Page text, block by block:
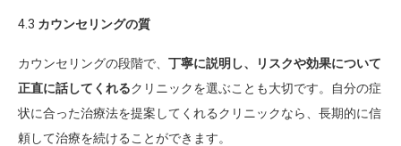
4.3 カウンセリングの質
カウンセリングの段階で、 丁寧に説明し、リスクや効果について
正直に話してくれるクリニックを選ぶことも大切です。自分の症
状に合った治療法を提案してくれるクリニックなら、長期的に信
頼して治療を続けることができます。